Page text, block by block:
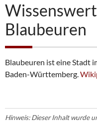
Blaubeuren
Blaubeuren ist eine Stadt
Baden-Württemberg.
Hinweis: Dieser Inhalt wurde